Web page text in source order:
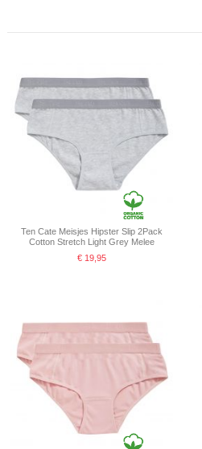
Ten Cate Meisjes Hipster Slip 2Pack
Cotton Stretch Light Grey Melee
€ 19,95